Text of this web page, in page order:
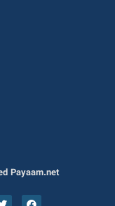
Copyright © 2023, All Rights Reserved Payaam.net